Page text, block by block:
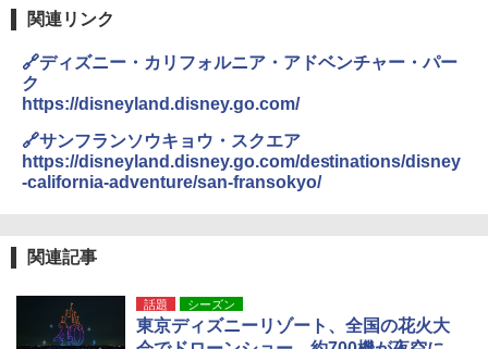
関連リンク
🔗ディズニー・カリフォルニア・アドベンチャー・パー
ク
https://disneyland.disney.go.com/
🔗サンフランソウキョウ・スクエア
https://disneyland.disney.go.com/destinations/disney
-california-adventure/san-fransokyo/
関連記事
話題 シーズン
東京ディズニーリゾート、全国の花火大